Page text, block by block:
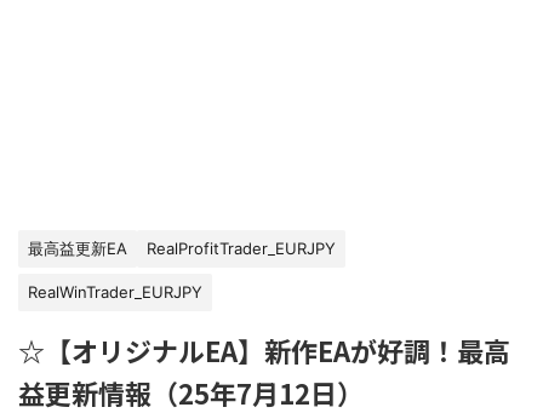
最高益更新EA RealProfitTrader_EURJPY
RealWinTrader_EURJPY
☆【オリジナルEA】新作EAが好調！最高
益更新情報（25年7月12日）